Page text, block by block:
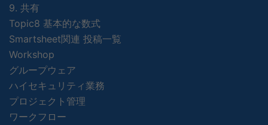
9. 共有
Topic8 基本的な数式
Smartsheet関連 投稿一覧
Workshop
グループウェア
ハイセキュリティ業務
プロジェクト管理
ワークフロー